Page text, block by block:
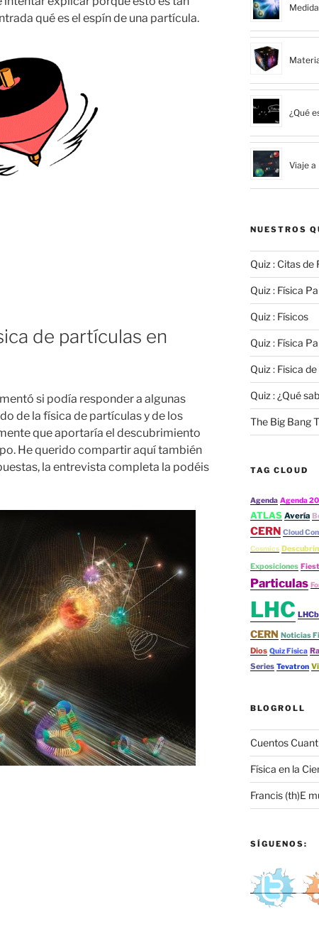
qué es el espín de una partícula.
de partículas en
si podía responder a algunas
de la física de partículas y de los
que aportaría el descubrimiento
He querido compartir aquí también
la entrevista completa la podéis
¿Qué
Viaje
NUESTROS
Quiz : Citas de
Quiz : Física
Quiz : Físicos
Quiz : Física
Quiz : Fisica
Quiz : ¿Qué
The Big Bang
TAG CLOUD
Agenda Agenda
ATLAS Avería
CERN Cloud
Cosmics
Exposiciones
Particulas
LHC LHCb
CERN Noticias
Dios Quiz Fisica
Series Tevatron
BLOGROLL
Cuentos
Física en la
Francis (th)E
SÍGUENOS: